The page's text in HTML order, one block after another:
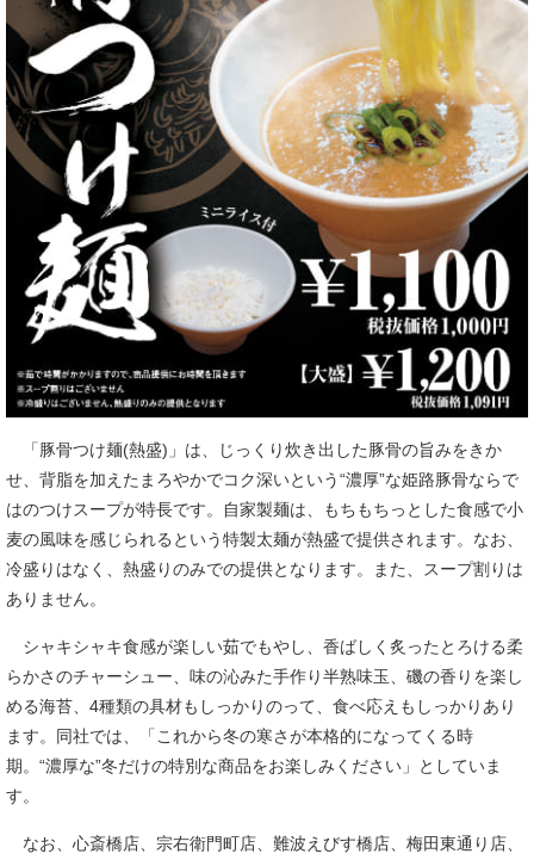
「豚骨つけ麺(熱盛)」は、じっくり炊き出した豚骨の旨みをきか
せ、背脂を加えたまろやかでコク深いという“濃厚”な姫路豚骨ならで
はのつけスープが特長です。自家製麺は、もちもちっとした食感で小
麦の風味を感じられるという特製太麺が熱盛で提供されます。なお、
冷盛りはなく、熱盛りのみでの提供となります。また、スープ割りは
ありません。
シャキシャキ食感が楽しい茹でもやし、香ばしく炙ったとろける柔
らかさのチャーシュー、味の沁みた手作り半熟味玉、磯の香りを楽し
める海苔、4種類の具材もしっかりのって、食べ応えもしっかりあり
ます。同社では、「これから冬の寒さが本格的になってくる時
期。“濃厚な”冬だけの特別な商品をお楽しみください」としていま
す。
なお、心斎橋店、宗右衛門町店、難波えびす橋店、梅田東通り店、